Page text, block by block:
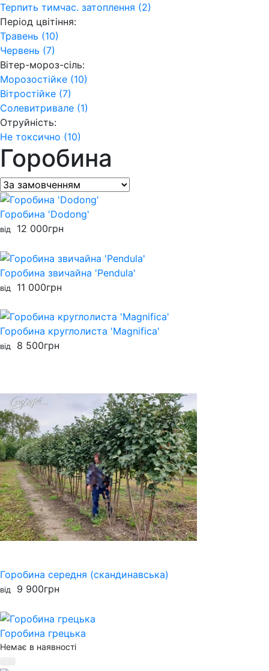
Терпить тимчас. затоплення (2)
Період цвітіння:
Травень (10)
Червень (7)
Вітер-мороз-сіль:
Морозостійке (10)
Вітростійке (7)
Солевитривале (1)
Отруйність:
Не токсично (10)
Горобина
Горобина 'Dodong'
від 12 000грн
Горобина звичайна 'Pendula'
від 11 000грн
Горобина круглолиста 'Magnifica'
від 8 500грн
Горобина середня (скандинавська)
від 9 900грн
Горобина грецька
Немає в наявності